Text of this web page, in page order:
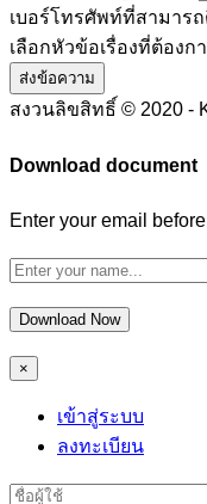
เบอร์โทรศัพท์ที่สามาร
เลือกหัวข้อเรื่องที่ต้องก
ส่งข้อความ
สงวนลิขสิทธิ์ © 2020 -
Download document
Enter your email
Download Now
×
เข้าสู่ระบบ
ลงทะเบียน